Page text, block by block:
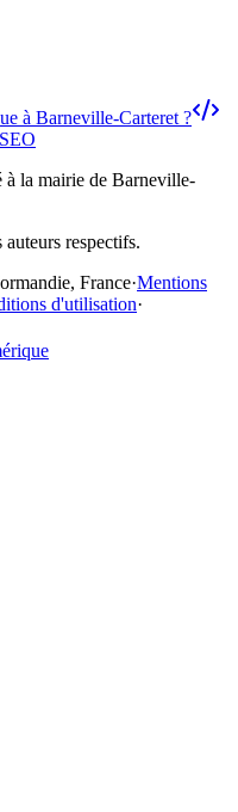
à Barneville-Carteret ?
la mairie de Barneville-
respectifs.
France·Mentions
d'utilisation·